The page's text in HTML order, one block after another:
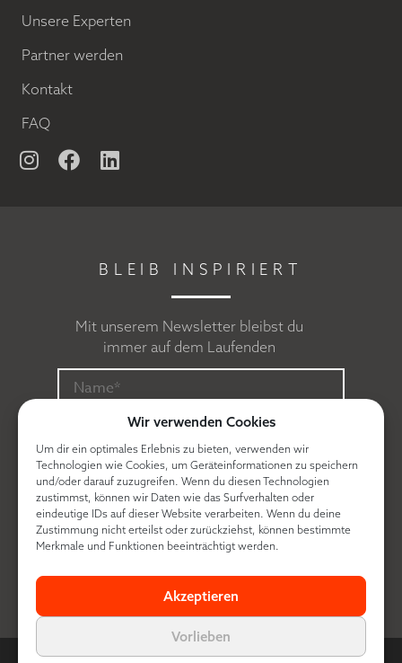
Wir verwenden Cookies
Um dir ein optimales Erlebnis zu bieten, verwenden wir
Technologien wie Cookies, um Geräteinformationen zu speichern
und/oder darauf zuzugreifen. Wenn du diesen Technologien
zustimmst, können wir Daten wie das Surfverhalten oder
eindeutige IDs auf dieser Website verarbeiten. Wenn du deine
Zustimmung nicht erteilst oder zurückziehst, können bestimmte
Merkmale und Funktionen beeinträchtigt werden.
Akzeptieren
Vorlieben
Unsere Experten
Partner werden
Kontakt
FAQ
BLEIB INSPIRIERT
Mit unserem Newsletter bleibst du
immer auf dem Laufenden
Ich erkläre mich mit derDatenschutzerklärung
© Contra made by